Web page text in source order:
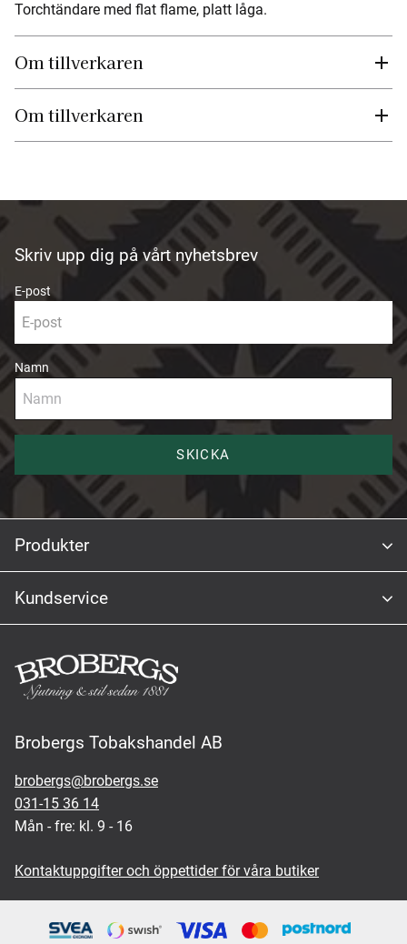
Torchtändare med flat flame, platt låga.
Om tillverkaren
Om tillverkaren
Skriv upp dig på vårt nyhetsbrev
E-post
Namn
SKICKA
Produkter
Kundservice
Brobergs Tobakshandel AB
brobergs@brobergs.se
031-15 36 14
Mån - fre: kl. 9 - 16
Kontaktuppgifter och öppettider för våra butiker